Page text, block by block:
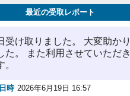
最近の受取レポート
受け取りました。 大変助かり
た。 また利用させていただき
。
時 2026年6月19日 16:57